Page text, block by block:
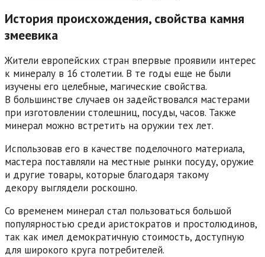
История происхождения, свойства камня
змеевика
Жители европейских стран впервые проявили интерес
к минералу в 16 столетии. В те годы еще не были
изучены его целебные, магические свойства.
В большинстве случаев он задействовался мастерами
при изготовлении столешниц, посуды, часов. Также
минерал можно встретить на оружии тех лет.
Использовав его в качестве поделочного материала,
мастера поставляли на местные рынки посуду, оружие
и другие товары, которые благодаря такому
декору выглядели роскошно.
Со временем минерал стал пользоваться большой
популярностью среди аристократов и простолюдинов,
так как имел демократичную стоимость, доступную
для широкого круга потребителей.